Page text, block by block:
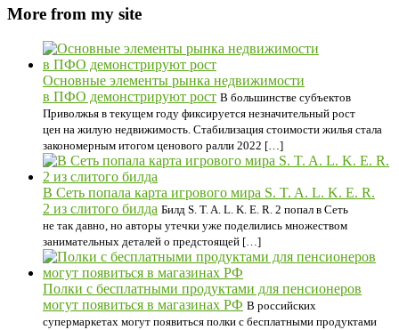
More from my site
Основные элементы рынка недвижимости
в ПФО демонстрируют рост В большинстве субъектов
Приволжья в текущем году фиксируется незначительный рост
цен на жилую недвижимость. Стабилизация стоимости жилья стала
закономерным итогом ценового ралли 2022 […]
В Сеть попала карта игрового мира S. T. A. L. K. E. R.
2 из слитого билда Билд S. T. A. L. K. E. R. 2 попал в Сеть
не так давно, но авторы утечки уже поделились множеством
занимательных деталей о предстоящей […]
Полки с бесплатными продуктами для пенсионеров
могут появиться в магазинах РФ В российских
супермаркетах могут появиться полки с бесплатными продуктами